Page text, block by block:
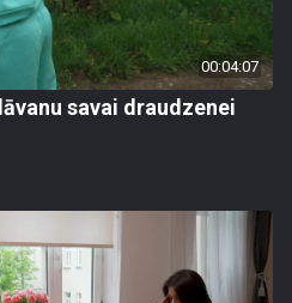
00:04:07
savai draudzenei